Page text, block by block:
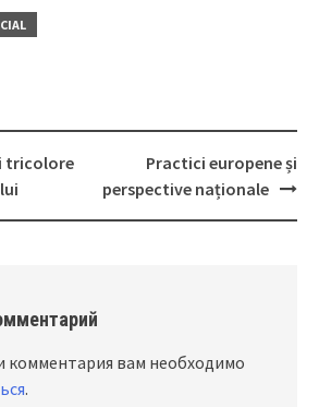
tricolore
Practici europene și
perspective naționale
комментария вам необходимо
.